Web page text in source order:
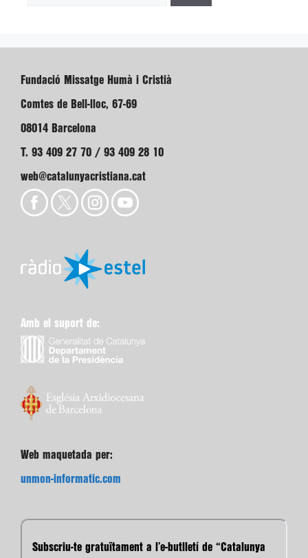
Fundació Missatge Humà i Cristià
Comtes de Bell-lloc, 67-69
08014 Barcelona
T. 93 409 27 70 / 93 409 28 10
web@catalunyacristiana.cat
Amb el suport de:
Web maquetada per:
unmon-informatic.com
Subscriu-te gratuïtament a l’e-butlletí de “Catalunya